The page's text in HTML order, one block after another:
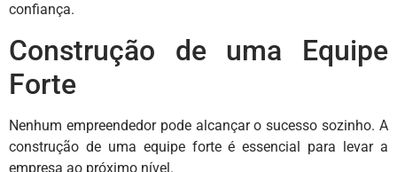
confiança.
Construção de uma Equipe
Forte
Nenhum empreendedor pode alcançar o sucesso sozinho. A
construção de uma equipe forte é essencial para levar a
empresa ao próximo nível.